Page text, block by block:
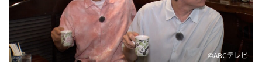
教えて！ニュースライブ 正義のミカタ
ＬＩＦＥ～夢のカタチ～
新婚さんいらっしゃい！
©️ABCテレビ